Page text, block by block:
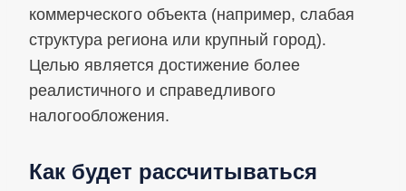
коммерческого объекта (например, слабая
структура региона или крупный город).
Целью является достижение более
реалистичного и справедливого
налогообложения.
Как будет рассчитываться